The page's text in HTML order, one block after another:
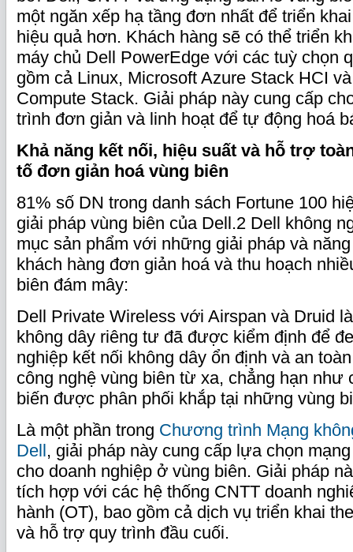
một ngăn xếp hạ tầng đơn nhất để triển
hiệu quả hơn. Khách hàng sẽ có thể triển
máy chủ Dell PowerEdge với các tuỳ chọn
gồm cả Linux, Microsoft Azure Stack HCI
Compute Stack. Giải pháp này cung cấp
trình đơn giản và linh hoạt để tự động hoá
Khả năng kết nối, hiệu suất và hỗ trợ
tố đơn giản hoá vùng biên
81% số DN trong danh sách Fortune 100
giải pháp vùng biên của Dell.2 Dell không
mục sản phẩm với những giải pháp và
khách hàng đơn giản hoá và thu hoạch
biên đám mây:
Dell Private Wireless với Airspan và Druid
không dây riêng tư đã được kiểm định để
nghiệp kết nối không dây ổn định và an
công nghệ vùng biên từ xa, chẳng hạn như
biến được phân phối khắp tại những vùng
Là một phần trong Chương trình Mạng
Dell, giải pháp này cung cấp lựa chọn
cho doanh nghiệp ở vùng biên. Giải pháp
tích hợp với các hệ thống CNTT doanh
hành (OT), bao gồm cả dịch vụ triển khai
và hỗ trợ quy trình đầu cuối.